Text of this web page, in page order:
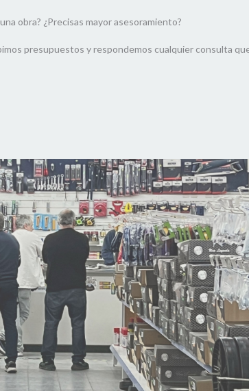
obra? ¿Precisas mayor asesoramiento?
presupuestos y respondemos cualquier consulta